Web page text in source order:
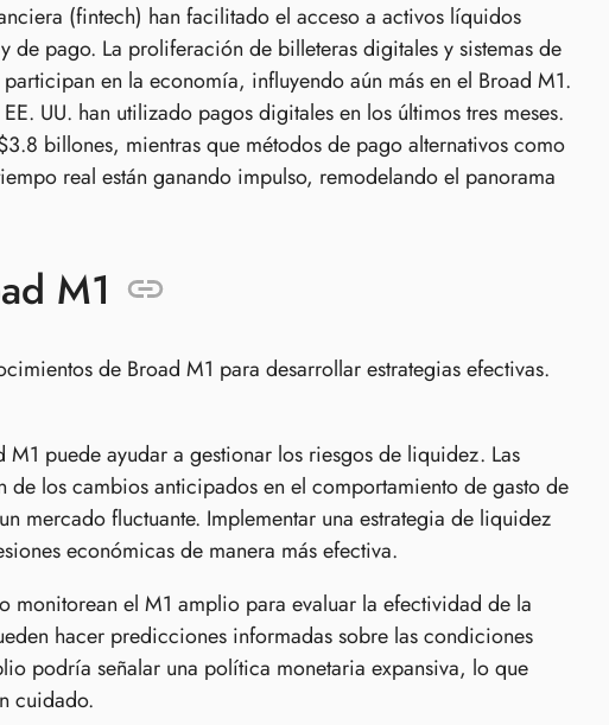
(fintech) han facilitado el acceso a activos líquidos
pago. La proliferación de billeteras digitales y sistemas de
en la economía, influyendo aún más en el Broad M1.
UU. han utilizado pagos digitales en los últimos tres meses.
billones, mientras que métodos de pago alternativos como
real están ganando impulso, remodelando el panorama
M1
de Broad M1 para desarrollar estrategias efectivas.
puede ayudar a gestionar los riesgos de liquidez. Las
de los cambios anticipados en el comportamiento de gasto de
mercado fluctuante. Implementar una estrategia de liquidez
económicas de manera más efectiva.
monitorean el M1 amplio para evaluar la efectividad de la
hacer predicciones informadas sobre las condiciones
podría señalar una política monetaria expansiva, lo que
cuidado.